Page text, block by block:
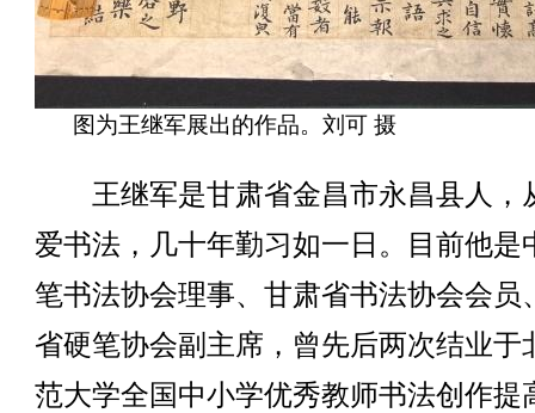
图为王继军展出的作品。刘可 摄
王继军是甘肃省金昌市永昌县人，
爱书法，几十年勤习如一日。目前他是
笔书法协会理事、甘肃省书法协会会员
省硬笔协会副主席，曾先后两次结业于
范大学全国中小学优秀教师书法创作提